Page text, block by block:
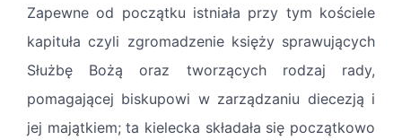
Zapewne od początku istniała przy tym kościele
kapituła ­czyli zgromadzenie księży sprawujących
Służbę Bożą oraz tworzących rodzaj rady,
pomagającej biskupowi w zarządzaniu diecezją i
jej majątkiem; ta kielecka składała się początkowo